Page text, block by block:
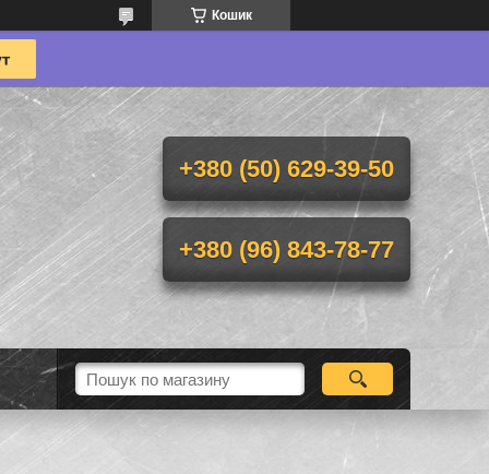
Кошик
+380 (50) 629-39-50
+380 (96) 843-78-77